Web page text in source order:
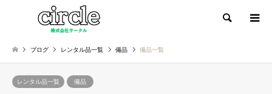
検索
ブログ レンタル品一覧 備品 備品一覧
レンタル品一覧 備品